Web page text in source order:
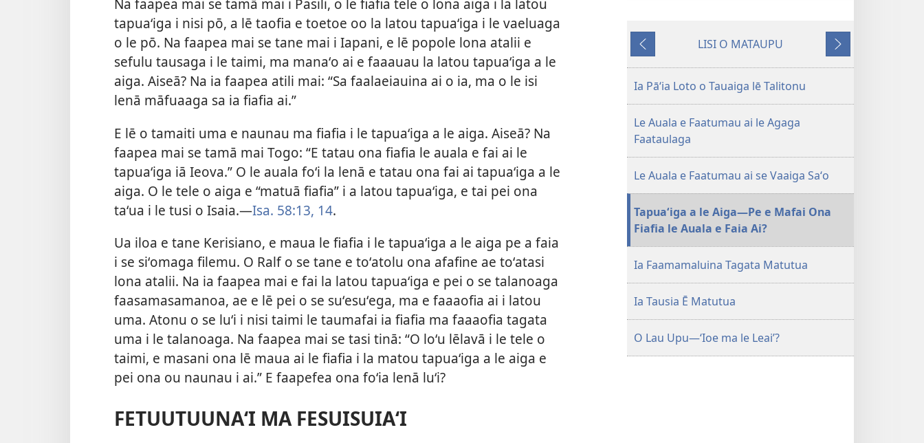
Na faapea mai se tamā mai i Pasili, o le fiafia tele o lona aiga i la latou
tapuaʻiga i nisi pō, a lē taofia e toetoe oo la latou tapuaʻiga i le vaeluaga
o le pō. Na faapea mai se tane mai i Iapani, e lē popole lona atalii e
sefulu tausaga i le taimi, ma manaʻo ai e faaauau la latou tapuaʻiga a le
aiga. Aiseā? Na ia faapea atili mai: “Sa faalaeiauina ai o ia, ma o le isi
lenā māfuaaga sa ia fiafia ai.”
E lē o tamaiti uma e naunau ma fiafia i le tapuaʻiga a le aiga. Aiseā? Na
faapea mai se tamā mai Togo: “E tatau ona fiafia le auala e fai ai le
tapuaʻiga iā Ieova.” O le auala foʻi la lenā e tatau ona fai ai tapuaʻiga a le
aiga. O le tele o aiga e “matuā fiafia” i a latou tapuaʻiga, e tai pei ona
taʻua i le tusi o Isaia.​—Isa. 58:13, 14.
Ua iloa e tane Kerisiano, e maua le fiafia i le tapuaʻiga a le aiga pe a faia
i se siʻomaga filemu. O Ralf o se tane e toʻatolu ona afafine ae toʻatasi
lona atalii. Na ia faapea mai e fai la latou tapuaʻiga e pei o se talanoaga
faasamasamanoa, ae e lē pei o se suʻesuʻega, ma e faaaofia ai i latou
uma. Atonu o se luʻi i nisi taimi le taumafai ia fiafia ma faaaofia tagata
uma i le talanoaga. Na faapea mai se tasi tinā: “O loʻu lēlavā i le tele o
taimi, e masani ona lē maua ai le fiafia i la matou tapuaʻiga a le aiga e
pei ona ou naunau i ai.” E faapefea ona foʻia lenā luʻi?
FETUUTUUNAʻI MA FESUISUIAʻI
se
OLOMATAMATA
LOMIGA
SU‘ESU‘EGA
Mati 2014
Mataupu
ua
mavae
LISI O MATAUPU
Mataupu
e
Ia Pāʻia Loto o Tauaiga lē Talitonu
Le Auala e Faatumau ai le Agaga
Faataulaga
Le Auala e Faatumau ai se Vaaiga Saʻo
Tapuaʻiga a le Aiga​—Pe e Mafai Ona
Fiafia le Auala e Faia Ai?
Ia Faamamaluina Tagata Matutua
Ia Tausia Ē Matutua
O Lau Upu​—ʻIoe ma le Leai’?